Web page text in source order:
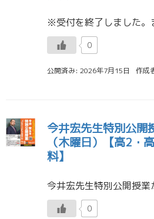
0
公開済み: 2026年7月15日 作成
今井宏先生特別公開
（木曜日）【高2・
料】
0